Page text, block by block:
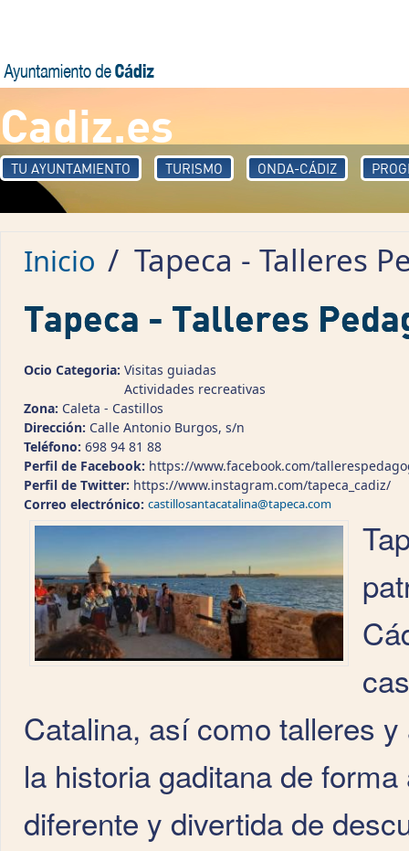
Cadiz.es
TU AYUNTAMIENTO TURISMO ONDA-CÁDIZ
Inicio / Tapeca - Talleres
Tapeca - Talleres
Ocio Categoria: Visitas guiadas
Actividades recreativas
Zona: Caleta - Castillos
Dirección: Calle Antonio Burgos, s/n
Teléfono: 698 94 81 88
Perfil de Facebook: https://www.facebook.com/
Perfil de Twitter: https://www.instagram.com/tapeca_cadiz/
Correo electrónico: castillosantacatalina@tapeca.com
Catalina, así como talleres
la historia gaditana de
diferente y divertida de